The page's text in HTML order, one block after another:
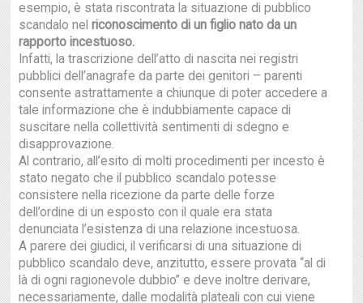
esempio, è stata riscontrata la situazione di pubblico
scandalo nelriconoscimento di un figlio nato da un
rapporto incestuoso.
Infatti, la trascrizione dell’atto di nascita nei registri
pubblici dell’anagrafe da parte dei genitori – parenti
consente astrattamente a chiunque di poter accedere a
tale informazione che è indubbiamente capace di
suscitare nella collettività sentimenti di sdegno e
disapprovazione.
Al contrario, all’esito di molti procedimenti per incesto è
stato negato che il pubblico scandalo potesse
consistere nella ricezione da parte delle forze
dell’ordine di un esposto con il quale era stata
denunciata l’esistenza di una relazione incestuosa.
A parere dei giudici, il verificarsi di una situazione di
pubblico scandalo deve, anzitutto, essere provata “al di
là di ogni ragionevole dubbio” e deve inoltre derivare,
necessariamente, dalle modalità plateali con cui viene